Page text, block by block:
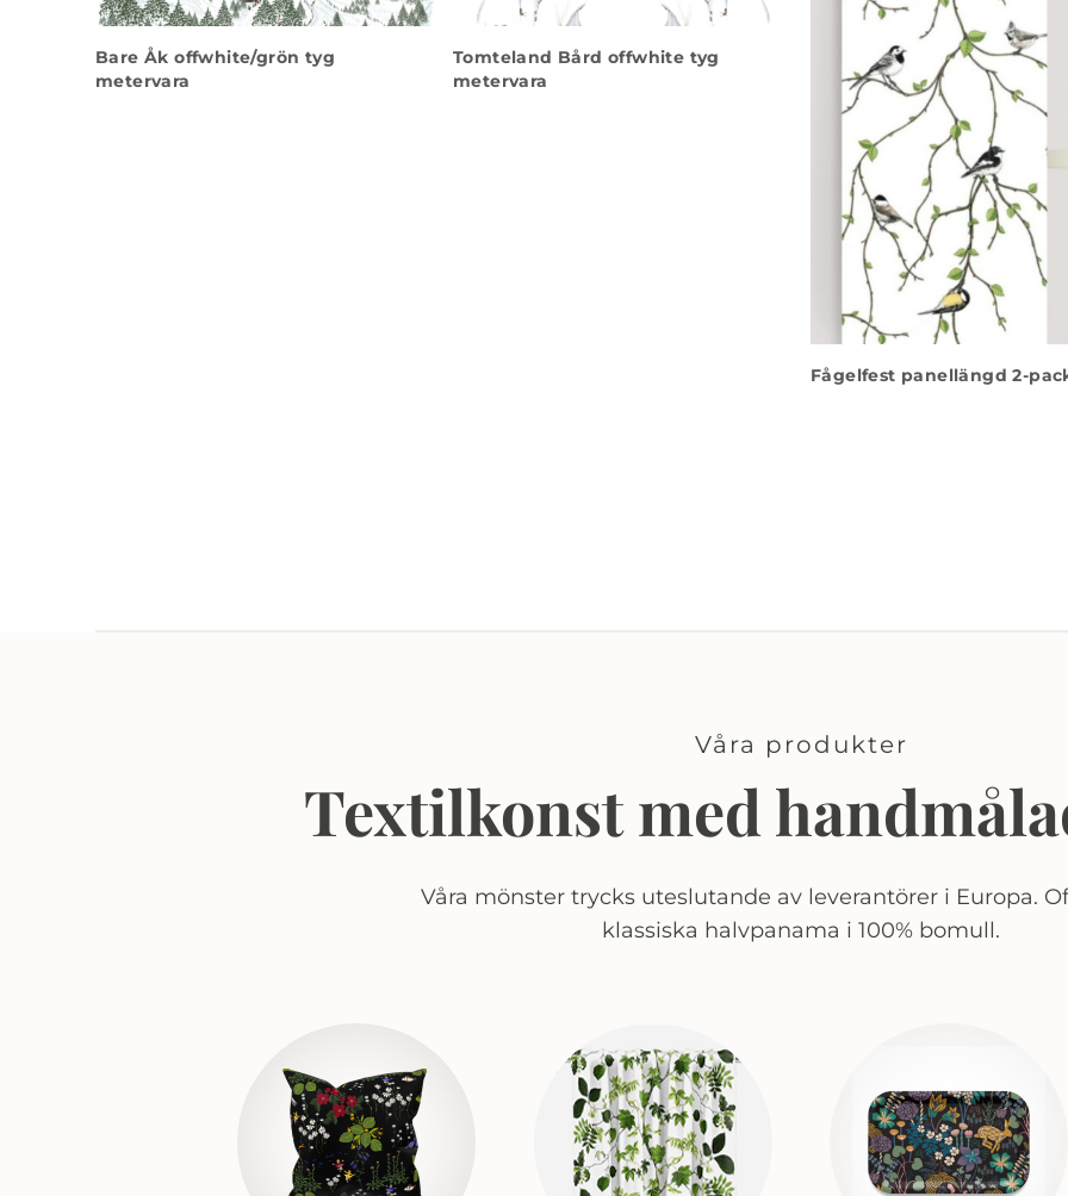
Bare Åk offwhite/grön tyg
metervara
Tomteland Bård offwhite tyg
metervara
Fågelfest panellängd 2-
Våra produkter
Textilkonst med
Våra mönster trycks uteslutande av leverantörer i Europa.
klassiska halvpanama i 100% bomull.